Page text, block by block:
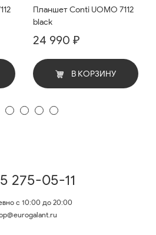
Планшет Conti UOMO 7112
black
24 990 ₽
В КОРЗИНУ
275-05-11
с 10:00 до 20:00